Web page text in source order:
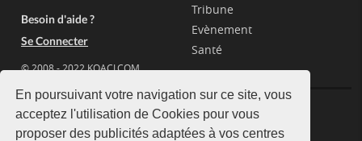
En poursuivant votre navigation sur ce site, vous
acceptez l'utilisation de Cookies pour vous
proposer des publicités adaptées à vos centres
Besoin d'aide ?
Se Connecter
© 2008 - 2022 KOACI.COM
Tribune
Evènement
Santé